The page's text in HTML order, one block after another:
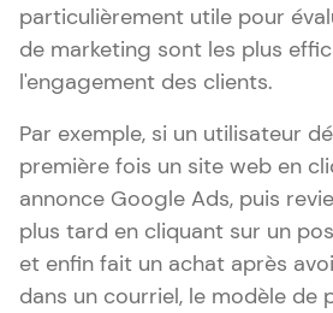
particulièrement utile pour
de marketing sont les plus
l'engagement des clients.
Par exemple, si un utilisateur
première fois un site web en
annonce Google Ads, puis
plus tard en cliquant sur un
et enfin fait un achat après
dans un courriel, le modèle de